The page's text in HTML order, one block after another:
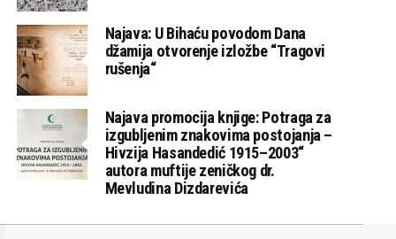
Najava: U Bihaću povodom Dana
džamija otvorenje izložbe “Tragovi
rušenja“
Najava promocija knjige: Potraga za
izgubljenim znakovima postojanja –
Hivzija Hasandedić 1915–2003“
autora muftije zeničkog dr.
Mevludina Dizdarevića